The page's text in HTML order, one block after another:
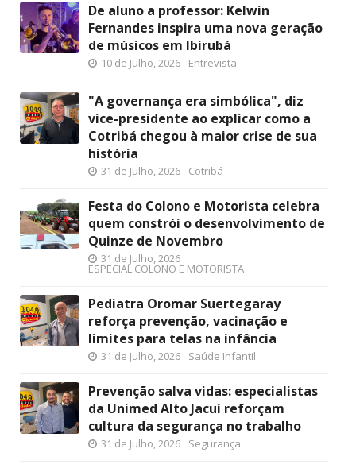
De aluno a professor: Kelwin
Fernandes inspira uma nova geração
de músicos em Ibirubá
10 de Julho, 2026 Entrevista
"A governança era simbólica", diz
vice-presidente ao explicar como a
Cotribá chegou à maior crise de sua
história
31 de Julho, 2026 Cotribá
Festa do Colono e Motorista celebra
quem constrói o desenvolvimento de
Quinze de Novembro
31 de Julho, 2026
ESPECIAL COLONO E MOTORISTA
Pediatra Oromar Suertegaray
reforça prevenção, vacinação e
limites para telas na infância
31 de Julho, 2026 Saúde Infantil
Prevenção salva vidas: especialistas
da Unimed Alto Jacuí reforçam
cultura da segurança no trabalho
31 de Julho, 2026 Segurança